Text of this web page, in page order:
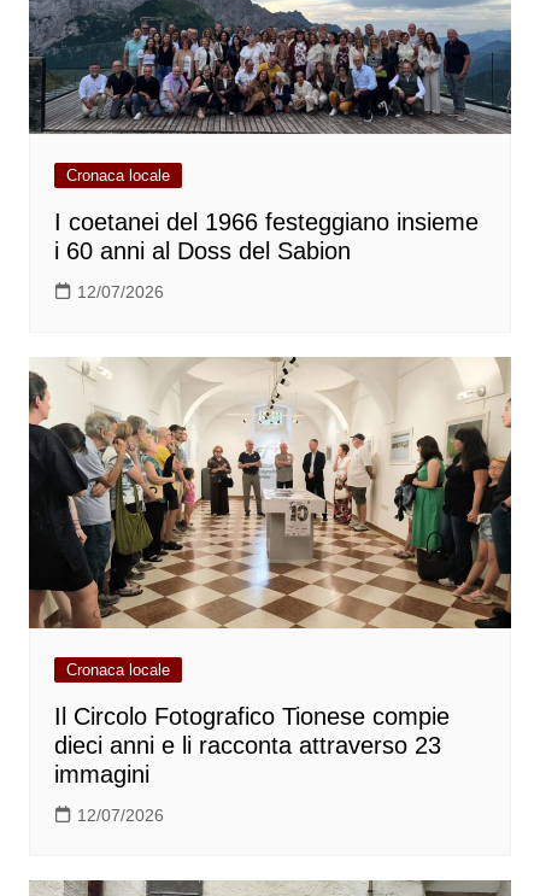
Cronaca locale
I coetanei del 1966 festeggiano insieme
i 60 anni al Doss del Sabion
12/07/2026
Cronaca locale
Il Circolo Fotografico Tionese compie
dieci anni e li racconta attraverso 23
immagini
12/07/2026